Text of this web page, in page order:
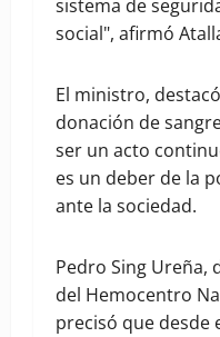
sistema de
social", afirmó
El ministro,
donación de
ser un acto
es un deber de la
ante la sociedad.
Pedro Sing Ureña,
del Hemocentro
precisó que desde